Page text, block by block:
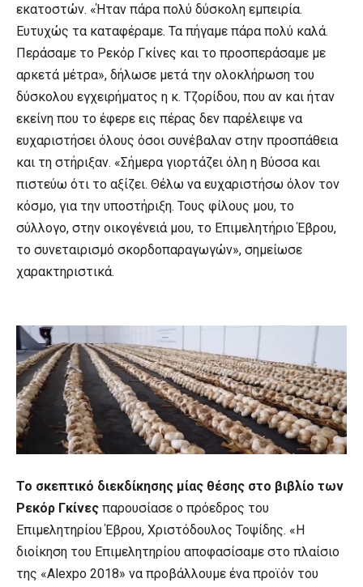
εκατοστών. «Ήταν πάρα πολύ δύσκολη εμπειρία.
Ευτυχώς τα καταφέραμε. Τα πήγαμε πάρα πολύ καλά.
Περάσαμε το Ρεκόρ Γκίνες και το προσπεράσαμε με
αρκετά μέτρα», δήλωσε μετά την ολοκλήρωση του
δύσκολου εγχειρήματος η κ. Τζορίδου, που αν και ήταν
εκείνη που το έφερε εις πέρας δεν παρέλειψε να
ευχαριστήσει όλους όσοι συνέβαλαν στην προσπάθεια
και τη στήριξαν. «Σήμερα γιορτάζει όλη η Βύσσα και
πιστεύω ότι το αξίζει. Θέλω να ευχαριστήσω όλον τον
κόσμο, για την υποστήριξη. Τους φίλους μου, το
σύλλογο, στην οικογένειά μου, το Επιμελητήριο Έβρου,
το συνεταιρισμό σκορδοπαραγωγών», σημείωσε
χαρακτηριστικά.
Το σκεπτικό διεκδίκησης μίας θέσης στο βιβλίο των
Ρεκόρ Γκίνες παρουσίασε ο πρόεδρος του
Επιμελητηρίου Έβρου, Χριστόδουλος Τοψίδης. «Η
διοίκηση του Επιμελητηρίου αποφασίσαμε στο πλαίσιο
της «Alexpo 2018» να προβάλλουμε ένα προϊόν του